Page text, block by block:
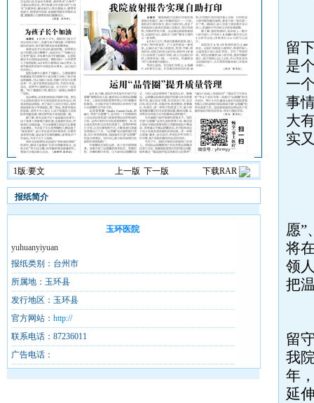
1版:要文 上一版 下一版 下载RAR
报纸简介
玉环医院
yuhuanyiyuan
报纸类别：台州市
所属地：玉环县
发行地区：玉环县
官方网站： http://
联系电话：87236011
广告电话：
留
是
一
事
大
实
愿”
将
领
把
留
我
年
延